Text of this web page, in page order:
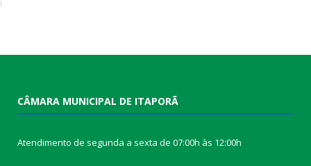
CÂMARA MUNICIPAL DE ITAPORÃ
Atendimento de segunda a sexta de 07:00h às 12:00h